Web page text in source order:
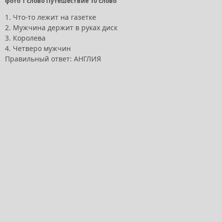
1. Что-то лежит на газетке
2. Мужчина держит в руках диск
3. Королева
4. Четверо мужчин
Правильный ответ: АНГЛИЯ